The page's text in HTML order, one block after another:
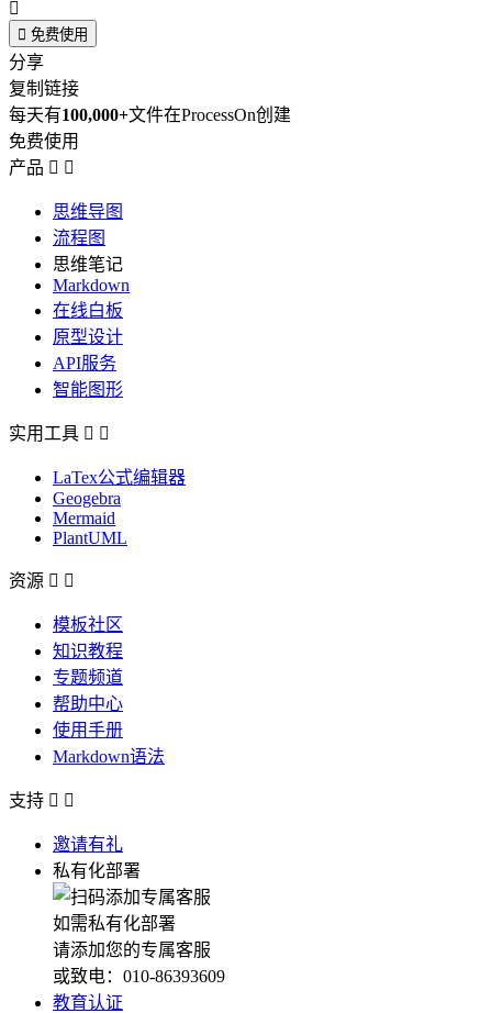

 免费使用
分享
复制链接
每天有100,000+文件在ProcessOn创建
免费使用
产品  
思维导图
流程图
思维笔记
Markdown
在线白板
原型设计
API服务
智能图形
实用工具  
LaTex公式编辑器
Geogebra
Mermaid
PlantUML
资源  
模板社区
知识教程
专题频道
帮助中心
使用手册
Markdown语法
支持  
邀请有礼
私有化部署
如需私有化部署
请添加您的专属客服
或致电：010-86393609
教育认证